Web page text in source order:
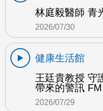
林庭毅醫師 青
2026/07/30
健康生活館
王廷貴教授 守
帶來的警訊
2026/07/29